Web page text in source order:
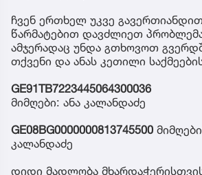
ჩვენ ერთხელ უკვე
წარმატებით დავძლიეთ
ამჯერადაც უნდა გთხოვოთ
თქვენი და ანას კეთილი
GE91TB7223445064300036
მიმღები: ანა კალანდაძე
GE08BG0000000813745500
კალანდაძე
დიდი მადლობა